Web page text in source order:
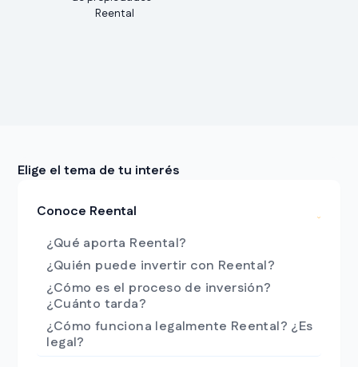
Elige el tema de tu interés
Conoce Reental
¿Qué aporta Reental?
¿Quién puede invertir con Reental?
¿Cómo es el proceso de inversión?
¿Cuánto tarda?
¿Cómo funciona legalmente Reental? ¿Es
legal?